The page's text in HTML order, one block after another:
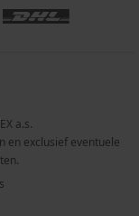
a.s.
en exclusief eventuele